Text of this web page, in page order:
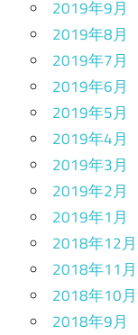
2019年9月
2019年8月
2019年7月
2019年6月
2019年5月
2019年4月
2019年3月
2019年2月
2019年1月
2018年12月
2018年11月
2018年10月
2018年9月